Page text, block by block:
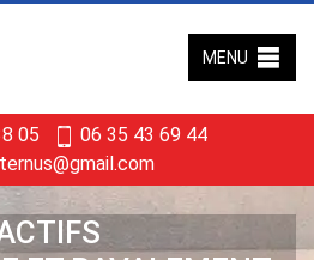
05
06 35 43 69 44
MENU